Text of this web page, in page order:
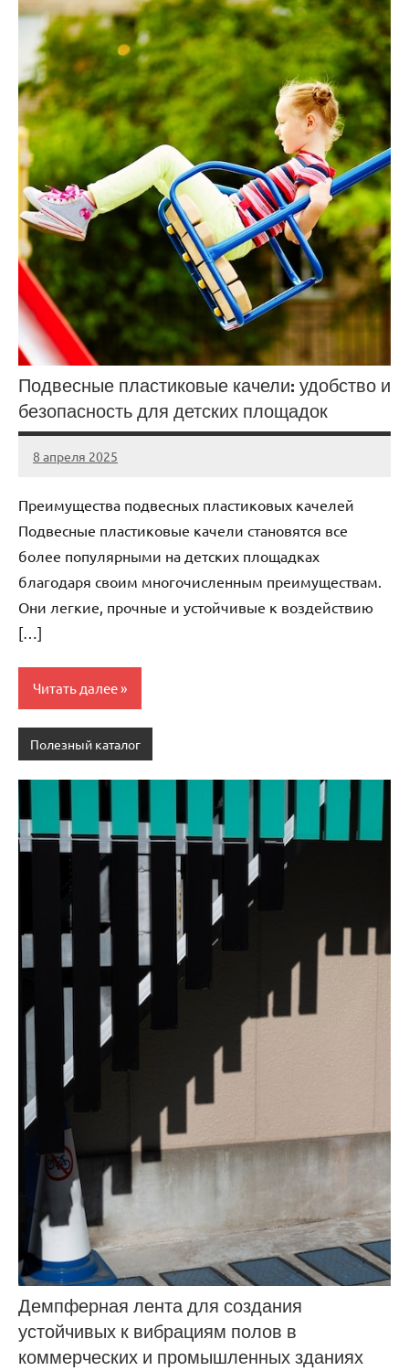
Подвесные пластиковые качели: удобство и
безопасность для детских площадок
8 апреля 2025
Avtor
Нет
Преимущества подвесных пластиковых качелей
Подвесные пластиковые качели становятся все
более популярными на детских площадках
благодаря своим многочисленным преимуществам.
Они легкие, прочные и устойчивые к воздействию
[…]
Читать далее
Полезный каталог
Демпферная лента для создания
устойчивых к вибрациям полов в
коммерческих и промышленных зданиях